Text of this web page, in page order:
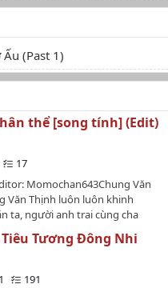
(Past 1)
thể [song tính] (Edit)
17
Momochan643Chung Văn
Văn Thịnh luôn luôn khinh
ta, người anh trai cùng cha
ném lên giường, đem tiểu
khi cậu khóc lóc khẩn cầu, hắn
cậu thuộc về hắn." Em là em
cùng dòng máu.Đôi mắt em
Tương Đông Nhi
191